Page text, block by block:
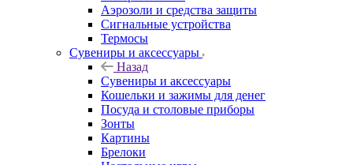
Аэрозоли и средства защиты
Сигнальные устройства
Термосы
Сувениры и аксессуары
Назад
Сувениры и аксессуары
Кошельки и зажимы для денег
Посуда и столовые приборы
Зонты
Картины
Брелоки